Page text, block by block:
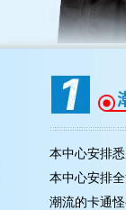
本中心安排
本中心安排
潮流的卡通